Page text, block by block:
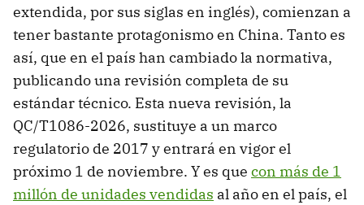
extendida, por sus siglas en inglés), comienzan a
tener bastante protagonismo en China. Tanto es
así, que en el país han cambiado la normativa,
publicando una revisión completa de su
estándar técnico. Esta nueva revisión, la
QC/T1086-2026, sustituye a un marco
regulatorio de 2017 y entrará en vigor el
próximo 1 de noviembre. Y es que con más de 1
millón de unidades vendidas al año en el país, el